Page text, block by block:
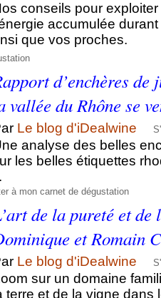
conseils pour
accumulée
que vos proches.
d’enchères
vallée du Rhône se
Le blog d'iDealwine
analyse des belles
les belles étiquettes
à mon carnet de dégustation
de la pureté et de
et Romain
Le blog d'iDealwine
sur un domaine
terre et de la vigne dans